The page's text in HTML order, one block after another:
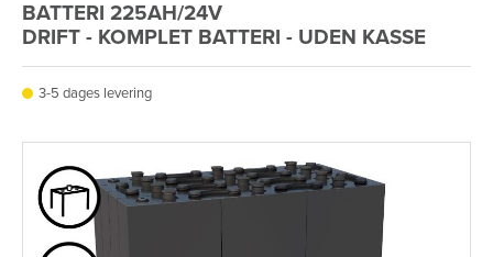
BATTERI 225AH/24V
DRIFT - KOMPLET BATTERI - UDEN KASSE
3-5 dages levering